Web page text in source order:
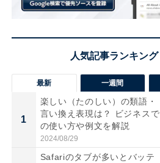
最新 一週間
1
楽しい（たのしい）の類語・
言い換え表現は？ ビジネスで
の使い方や例文を解説
2024/08/29
Safariのタブが多いとバッテ